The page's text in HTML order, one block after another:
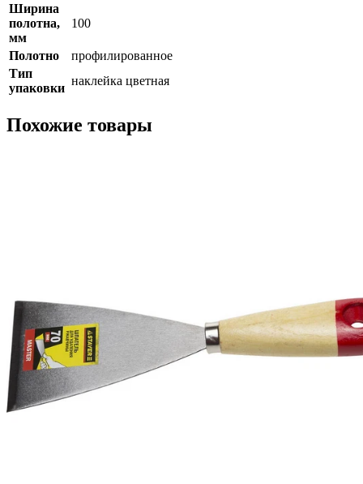
Ширина
полотна,
мм
100
Полотно
профилированное
Тип
упаковки
наклейка цветная
Похожие товары